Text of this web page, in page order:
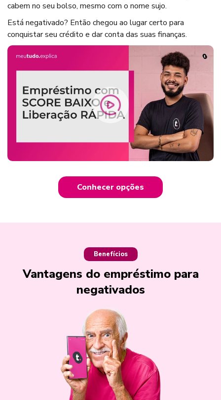
cabem no seu bolso, mesmo com o nome sujo.
Está negativado? Então chegou ao lugar certo para
conquistar seu crédito e dar conta das suas finanças.
Conhecer opções
Benefícios
Vantagens do empréstimo para
negativados